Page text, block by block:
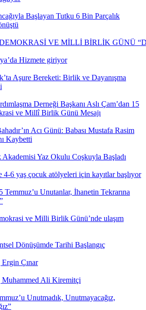
Başlayan Tutku 6 Bin Parçalık
VE MİLLİ BİRLİK GÜNÜ
Hizmete giriyor
Aşure Bereketi: Birlik ve Dayanışma
Derneği Başkanı Aslı Çam’dan 15
ve Millî Birlik Günü Mesajı
Acı Günü: Babası Mustafa Rasim
Kaybetti
Akademisi Yaz Okulu Coşkuyla Başladı
4-6 yaş çocuk atölyeleri için kayıtlar başlıyor
Temmuz’u Unutanlar, İhanetin Tekrarına
ve Milli Birlik Günü’nde ulaşım
Dönüşümde Tarihi Başlangıç
Çınar
Muhammed Ali Kiremitçi
Unutmadık, Unutmayacağız,